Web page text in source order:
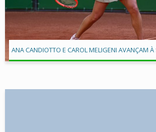
ANA CANDIOTTO E CAROL MELIGENI AVANÇAM